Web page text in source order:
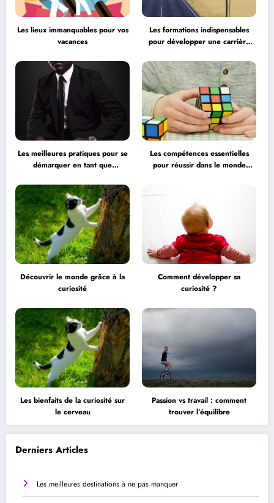
Les lieux immanquables pour vos
vacances
Les formations indispensables
pour développer une carrière
Les meilleures pratiques pour se
démarquer en tant que
Les compétences essentielles
pour réussir dans le monde
Découvrir le monde grâce à la
curiosité
Comment développer sa
curiosité ?
Les bienfaits de la curiosité sur
le cerveau
Passion vs travail : comment
trouver l’équilibre
Derniers Articles
Les meilleures destinations à ne pas manquer